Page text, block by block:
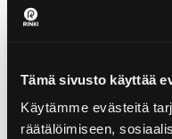
Tämä sivusto käyttää
Käytämme evästeitä
räätälöimiseen,
K-Citymarket Turku
14–14.30